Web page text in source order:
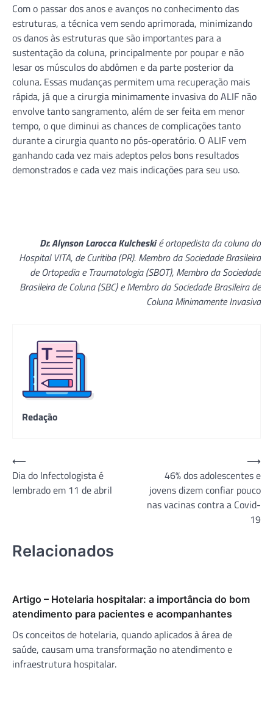
Com o passar dos anos e avanços no conhecimento das
estruturas, a técnica vem sendo aprimorada, minimizando
os danos às estruturas que são importantes para a
sustentação da coluna, principalmente por poupar e não
lesar os músculos do abdômen e da parte posterior da
coluna. Essas mudanças permitem uma recuperação mais
rápida, já que a cirurgia minimamente invasiva do ALIF não
envolve tanto sangramento, além de ser feita em menor
tempo, o que diminui as chances de complicações tanto
durante a cirurgia quanto no pós-operatório. O ALIF vem
ganhando cada vez mais adeptos pelos bons resultados
demonstrados e cada vez mais indicações para seu uso.
Dr. Alynson Larocca Kulcheskié ortopedista da coluna do
Hospital VITA, de Curitiba (PR). Membro da Sociedade Brasileira
de Ortopedia e Traumatologia (SBOT), Membro da Sociedade
Brasileira de Coluna (SBC) e Membro da Sociedade Brasileira de
Coluna Minimamente Invasiva
Redação
Navegação
de
Post
⟵
Dia do Infectologista é
lembrado em 11 de abril
46% dos adolescentes e
jovens dizem confiar pouco
nas vacinas contra a Covid-
19
⟶
Relacionados
Artigo – Hotelaria hospitalar: a importância do bom
atendimento para pacientes e acompanhantes
Os conceitos de hotelaria, quando aplicados à área de
saúde, causam uma transformação no atendimento e
infraestrutura hospitalar.